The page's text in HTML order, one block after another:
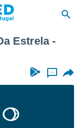
Estrela -
...